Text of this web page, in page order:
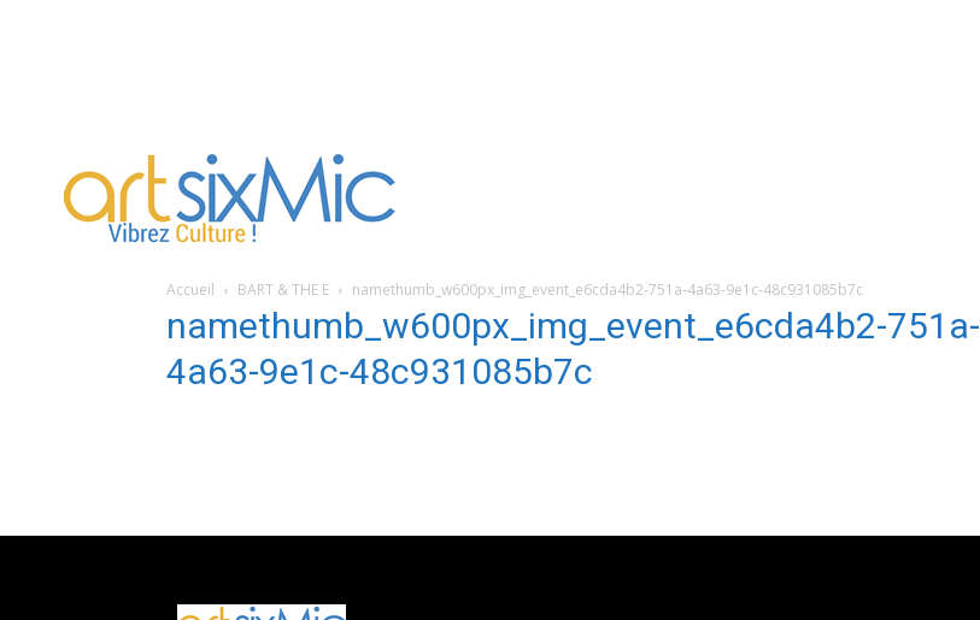
artsixMic
Accueil BART & THE E namethumb_w600px_img_event_e6cda4b2-751a-4a63-9e1c-48c931085b7c
namethumb_w600px_img_event_e6cda4b2-751a-
4a63-9e1c-48c931085b7c